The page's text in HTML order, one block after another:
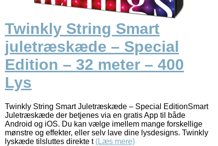
Twinkly String Smart
juletræskæde – Special
Edition – 32 meter – 400
Lys
Twinkly String Smart Juletræskæde – Special EditionSmart
Juletræskæde der betjenes via en gratis App til både
Android og iOS. Du kan vælge imellem mange forskellige
mønstre og effekter, eller selv lave dine lysdesigns. Twinkly
lyskæde tilsluttes direkte t (Læs mere)